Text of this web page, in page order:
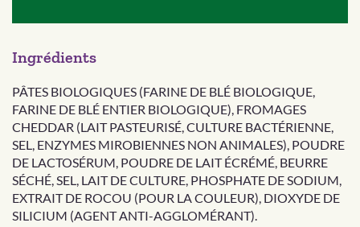
Ingrédients
PÂTES BIOLOGIQUES (FARINE DE BLÉ BIOLOGIQUE,
FARINE DE BLÉ ENTIER BIOLOGIQUE), FROMAGES
CHEDDAR (LAIT PASTEURISÉ, CULTURE BACTÉRIENNE,
SEL, ENZYMES MIROBIENNES NON ANIMALES), POUDRE
DE LACTOSÉRUM, POUDRE DE LAIT ÉCRÉMÉ, BEURRE
SÉCHÉ, SEL, LAIT DE CULTURE, PHOSPHATE DE SODIUM,
EXTRAIT DE ROCOU (POUR LA COULEUR), DIOXYDE DE
SILICIUM (AGENT ANTI-AGGLOMÉRANT).